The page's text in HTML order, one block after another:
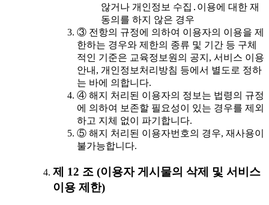
않거나 개인정보 수집․이용에 대한 재
동의를 하지 않은 경우
③ 전항의 규정에 의하여 이용자의 이용을 제
한하는 경우와 제한의 종류 및 기간 등 구체
적인 기준은 교육정보원의 공지, 서비스 이용
안내, 개인정보처리방침 등에서 별도로 정하
는 바에 의합니다.
④ 해지 처리된 이용자의 정보는 법령의 규정
에 의하여 보존할 필요성이 있는 경우를 제외
하고 지체 없이 파기합니다.
⑤ 해지 처리된 이용자번호의 경우, 재사용이
불가능합니다.
제 12 조 (이용자 게시물의 삭제 및 서비스
이용 제한)